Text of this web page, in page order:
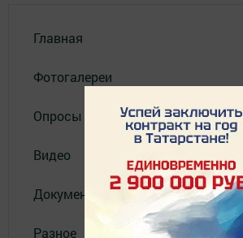
Главная
Фотогалереи
Опросы
Видео
Документы
Разное